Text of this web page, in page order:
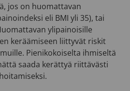
jos on huomattavan
eli BMI yli 35), tai
ylipainoisille
keräämiseen liittyvät riskit
Pienikokoiselta ihmiseltä
saada kerättyä riittävästi